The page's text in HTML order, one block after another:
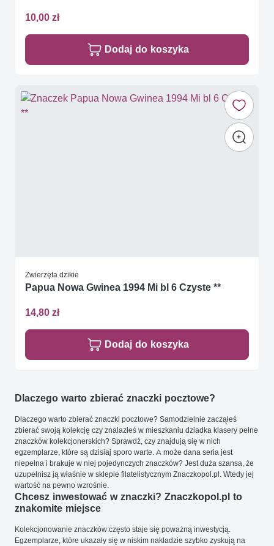
10,00 zł
Dodaj do koszyka
Zwierzęta dzikie
Papua Nowa Gwinea 1994 Mi bl 6 Czyste **
14,80 zł
Dodaj do koszyka
Dlaczego warto zbierać znaczki pocztowe?
Dlaczego warto zbierać znaczki pocztowe? Samodzielnie zacząłeś
zbierać swoją kolekcję czy znalazłeś w mieszkaniu dziadka klasery pełne
znaczków kolekcjonerskich? Sprawdź, czy znajdują się w nich
egzemplarze, które są dzisiaj sporo warte. A może dana seria jest
niepełna i brakuje w niej pojedynczych znaczków? Jest duża szansa, że
uzupełnisz ją właśnie w sklepie filatelistycznym Znaczkopol.pl. Wtedy jej
wartość na pewno wzrośnie.
Chcesz inwestować w znaczki? Znaczkopol.pl to
znakomite miejsce
Kolekcjonowanie znaczków często staje się poważną inwestycją.
Egzemplarze, które ukazały się w niskim nakładzie szybko zyskują na